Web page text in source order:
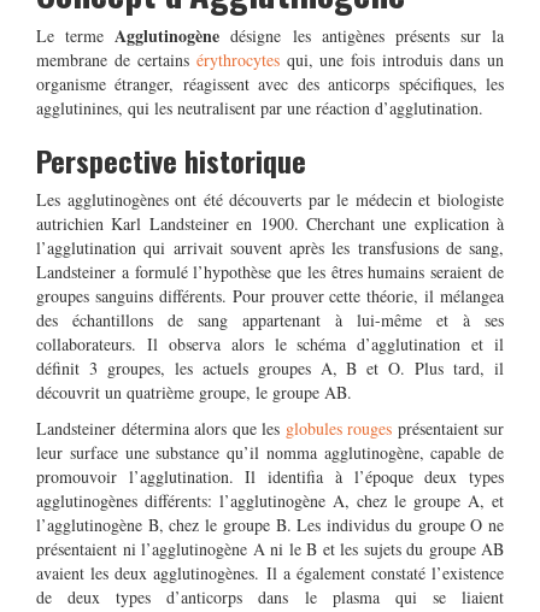
Le termeAgglutinogène désigne les antigènes présents sur la
membrane de certains érythrocytesqui, une fois introduis dans un
organisme étranger, réagissent avec des anticorps spécifiques, les
agglutinines, qui les neutralisent par une réaction d’agglutination.
Perspective historique
Les agglutinogènes ont été découverts par le médecin et biologiste
autrichien Karl Landsteiner en 1900. Cherchant une explication à
l’agglutination qui arrivait souvent après les transfusions de sang,
Landsteiner a formulé l’hypothèse que les êtres humains seraient de
groupes sanguins différents. Pour prouver cette théorie, il mélangea
des échantillons de sang appartenant à lui-même et à ses
collaborateurs. Il observa alors le schéma d’agglutination et il
définit 3 groupes, les actuels groupes A, B et O. Plus tard, il
découvrit un quatrième groupe, le groupe AB.
Landsteiner détermina alors que les globules rouges présentaient sur
leur surface une substance qu’il nomma agglutinogène, capable de
promouvoir l’agglutination. Il identifia à l’époque deux types
agglutinogènes différents: l’agglutinogène A, chez le groupe A, et
l’agglutinogène B, chez le groupe B. Les individus du groupe O ne
présentaient ni l’agglutinogène A ni le B et les sujets du groupe AB
avaient les deux agglutinogènes. Il a également constaté l’existence
de deux types d’anticorps dans le plasma qui se liaient